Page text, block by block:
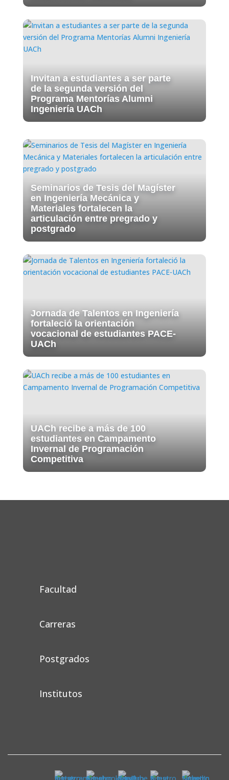
Invitan a estudiantes a ser parte
de la segunda versión del
Programa Mentorías Alumni
Ingeniería UACh
Seminarios de Tesis del Magíster
en Ingeniería Mecánica y
Materiales fortalecen la
articulación entre pregrado y
postgrado
Jornada de Talentos en Ingeniería
fortaleció la orientación
vocacional de estudiantes PACE-
UACh
UACh recibe a más de 100
estudiantes en Campamento
Invernal de Programación
Competitiva
Facultad
Carreras
Postgrados
Institutos